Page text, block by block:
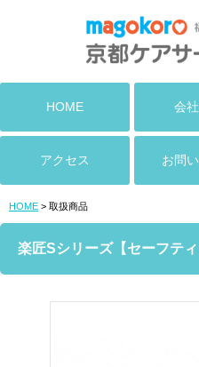
HOME 会
アクセス お問
HOME > 取扱商品
楽匠Sシリーズ【セーフテ